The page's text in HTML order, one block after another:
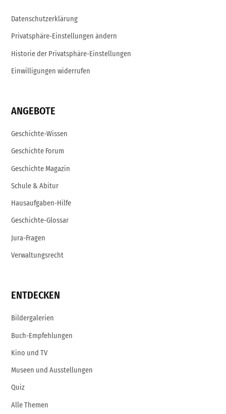
Datenschutzerklärung
Privatsphäre-Einstellungen ändern
Historie der Privatsphäre-Einstellungen
Einwilligungen widerrufen
ANGEBOTE
Geschichte-Wissen
Geschichte Forum
Geschichte Magazin
Schule & Abitur
Hausaufgaben-Hilfe
Geschichte-Glossar
Jura-Fragen
Verwaltungsrecht
ENTDECKEN
Bildergalerien
Buch-Empfehlungen
Kino und TV
Museen und Ausstellungen
Quiz
Alle Themen